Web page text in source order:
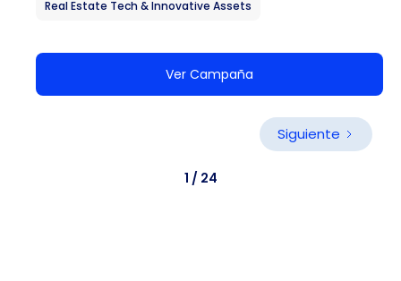
Real Estate Tech & Innovative Assets
Ver Campaña
Siguiente
1 / 24